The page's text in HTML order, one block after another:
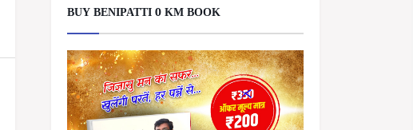
BUY BENIPATTI 0 KM BOOK